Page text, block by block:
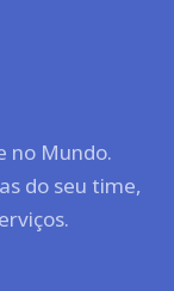
no Mundo.
do seu time,